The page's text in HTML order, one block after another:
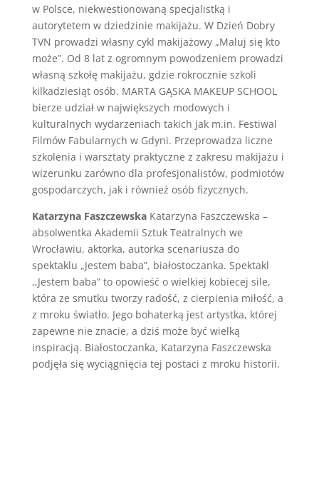
w Polsce, niekwestionowaną specjalistką i
autorytetem w dziedzinie makijażu. W Dzień Dobry
TVN prowadzi własny cykl makijażowy „Maluj się kto
może”. Od 8 lat z ogromnym powodzeniem prowadzi
własną szkołę makijażu, gdzie rokrocznie szkoli
kilkadziesiąt osób. MARTA GĄSKA MAKEUP SCHOOL
bierze udział w największych modowych i
kulturalnych wydarzeniach takich jak m.in. Festiwal
Filmów Fabularnych w Gdyni. Przeprowadza liczne
szkolenia i warsztaty praktyczne z zakresu makijażu i
wizerunku zarówno dla profesjonalistów, podmiotów
gospodarczych, jak i również osób fizycznych.
Katarzyna Faszczewska Katarzyna Faszczewska –
absolwentka Akademii Sztuk Teatralnych we
Wrocławiu, aktorka, autorka scenariusza do
spektaklu „Jestem baba”, białostoczanka. Spektakl
,,Jestem baba” to opowieść o wielkiej kobiecej sile,
która ze smutku tworzy radość, z cierpienia miłość, a
z mroku światło. Jego bohaterką jest artystka, której
zapewne nie znacie, a dziś może być wielką
inspiracją. Białostoczanka, Katarzyna Faszczewska
podjęła się wyciągnięcia tej postaci z mroku historii.